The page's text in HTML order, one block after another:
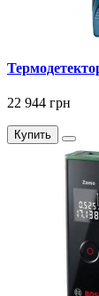
22 944 грн
Купить